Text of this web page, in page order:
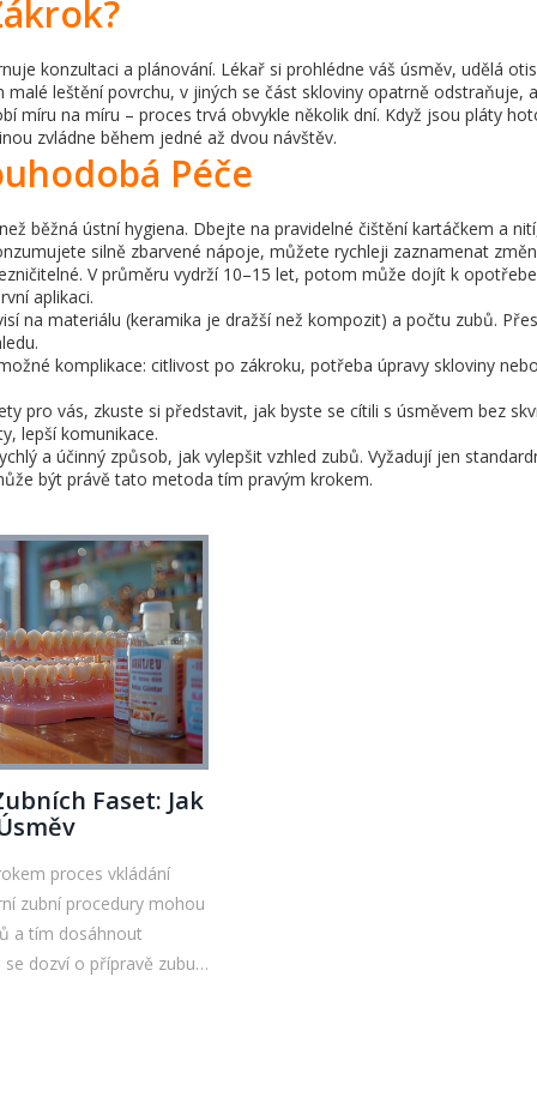
konzultaci a plánování. Lékař si prohlédne váš úsměv, udělá
malé leštění povrchu, v jiných se část skloviny opatrně odstraňuje,
míru na míru – proces trvá obvykle několik dní. Když jsou pláty
zvládne během jedné až dvou návštěv.
Péče
běžná ústní hygiena. Dbejte na pravidelné čištění kartáčkem a
silně zbarvené nápoje, můžete rychleji zaznamenat
V průměru vydrží 10–15 let, potom může dojít k
aplikaci.
na materiálu (keramika je dražší než kompozit) a počtu zubů.
komplikace: citlivost po zákroku, potřeba úpravy skloviny
pro vás, zkuste si představit, jak byste se cítili s úsměvem bez
lepší komunikace.
a účinný způsob, jak vylepšit vzhled zubů. Vyžadují jen
být právě tato metoda tím pravým krokem.
Faset: Jak
proces vkládání
zubní procedury mohou
a tím dosáhnout
dozví o přípravě zubu,
fasety a také o
a zajímavosti usnadní